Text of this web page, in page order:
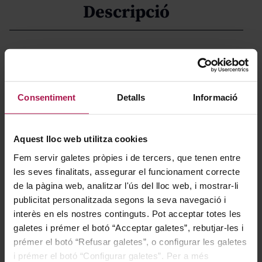
Consentiment Detalls Informació
Aquest lloc web utilitza cookies
Fem servir galetes pròpies i de tercers, que tenen entre
les seves finalitats, assegurar el funcionament correcte
de la pàgina web, analitzar l'ús del lloc web, i mostrar-li
publicitat personalitzada segons la seva navegació i
interès en els nostres continguts. Pot acceptar totes les
galetes i prémer el botó “Acceptar galetes”, rebutjar-les i
prémer el botó “Refusar galetes”, o configurar les galetes
i prémer el botó “Configurar galetes”. Per a més
Descripció
Con más de un siglo de historia, la prestigiosa bodega
Bouchard Père & Fils elabora desde 1907 auténticas
joyas en la AOC Côte de Beaune, una de las regiones
entre el savoir-faire de los viticultores locales y el
carácter único del terroir, que aporta una elegancia
inconfundible a sus vinos.
Gastronomía